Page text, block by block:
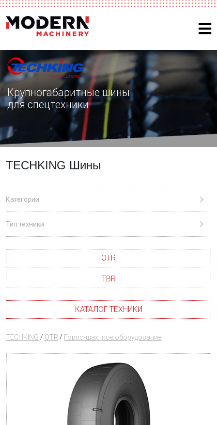
Крупногабаритные шины
для спецтехники
TECHKING Шины
Категории
Тип техники
OTR
TBR
КАТАЛОГ ТЕХНИКИ
TECHKING / OTR / Горно-шахтное оборудование